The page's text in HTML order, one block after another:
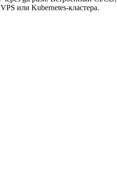
или Kubernetes-кластера.